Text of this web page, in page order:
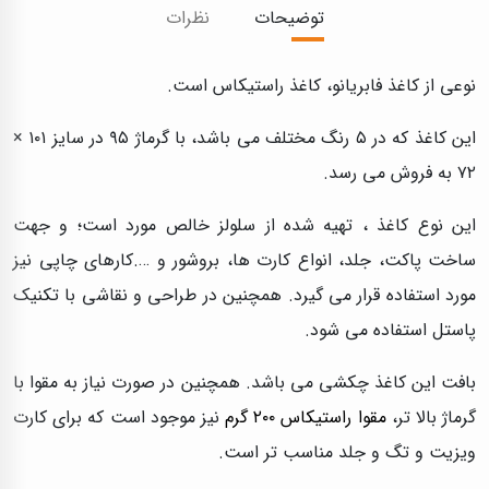
توضیحات نظرات
نوعی از کاغذ فابریانو، کاغذ راستیکاس است.
این کاغذ که در ۵ رنگ مختلف می باشد، با گرماژ ۹۵ در سایز ۱۰۱ ×
۷۲ به فروش می رسد.
این نوع کاغذ ، تهیه شده از سلولز خالص مورد است؛ و جهت
ساخت پاکت، جلد، انواع کارت ها، بروشور و ….کارهای چاپی نیز
مورد استفاده قرار می گیرد. همچنین در طراحی و نقاشی با تکنیک
پاستل استفاده می شود.
بافت این کاغذ چکشی می باشد. همچنین در صورت نیاز به مقوا با
گرماژ بالا تر،مقوا راستیکاس ۲۰۰ گرم
نیز موجود است که برای کارت
ویزیت و تگ و جلد مناسب تر است.